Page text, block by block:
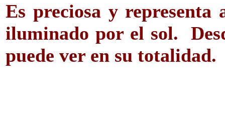
Es preciosa y representa
iluminado por el sol.
puede ver en su totalidad.